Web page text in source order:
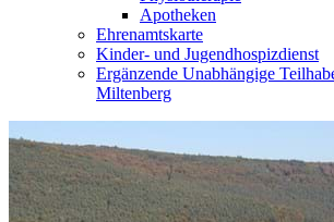
Apotheken
Ehrenamtskarte
Kinder- und Jugendhospizdienst
Ergänzende Unabhängige
Miltenberg